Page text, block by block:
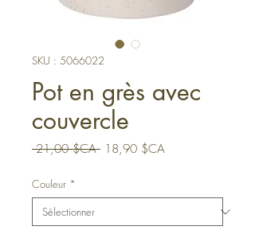
SKU : 5066022
Pot en grès avec
couvercle
21,00 $CA Prix18,90 $CAPrix
Couleur *